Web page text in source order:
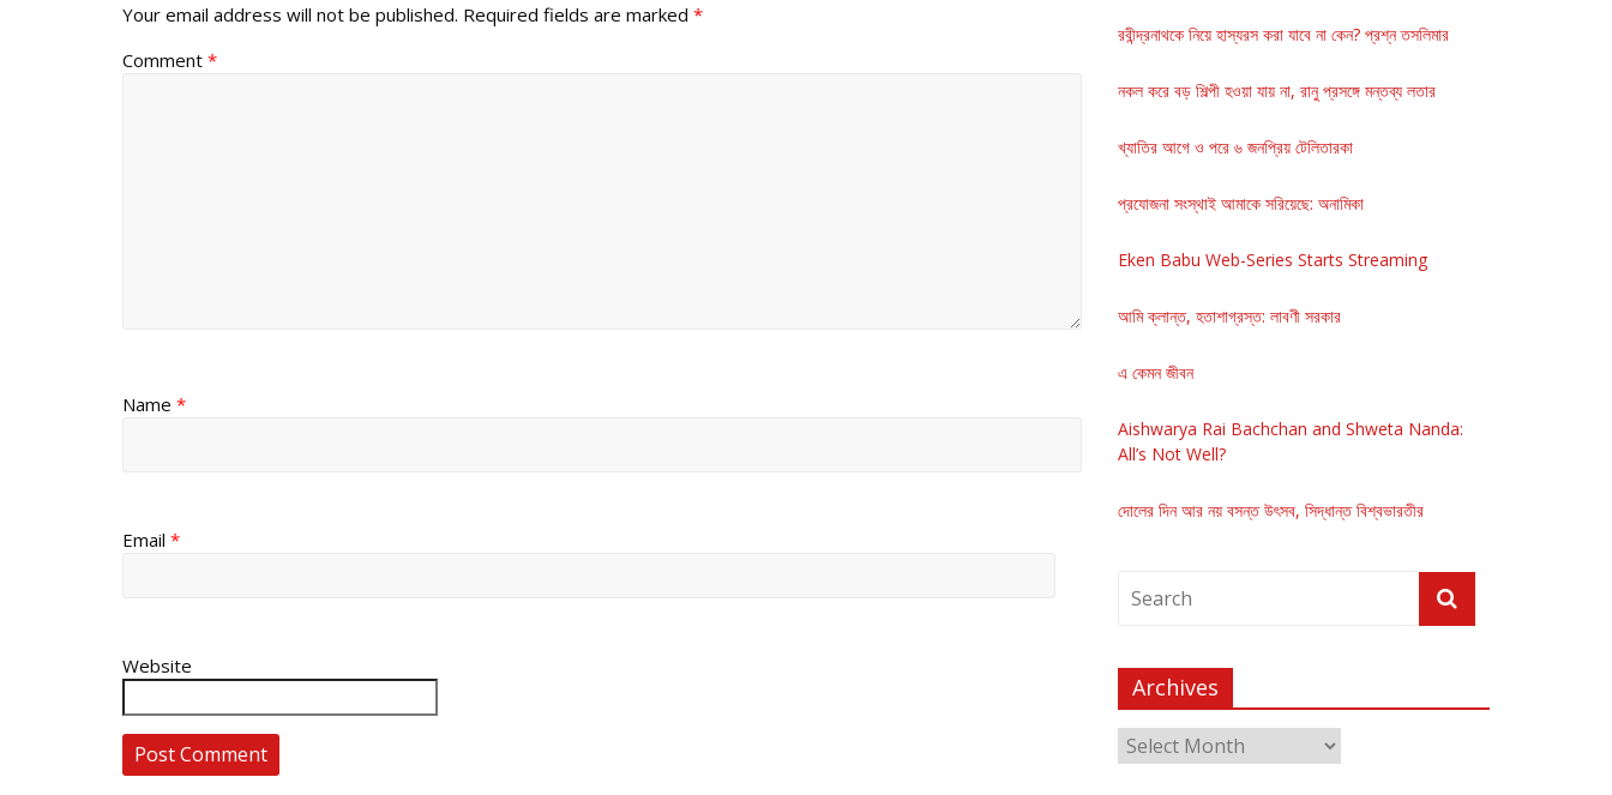
Your email address will not be published. Required fields are marked *
Comment *
Name *
Email *
Website
রবীন্দ্রনাথকে নিয়ে হাস্যরস করা যাবে না কেন? প্রশ্ন তসলিমার
নকল করে বড় শিল্পী হওয়া যায় না, রানু প্রসঙ্গে মন্তব্য লতার
খ্যাতির আগে ও পরে ৬ জনপ্রিয় টেলিতারকা
প্রযোজনা সংস্থাই আমাকে সরিয়েছে: অনামিকা
Eken Babu Web-Series Starts Streaming
আমি ক্লান্ত, হতাশাগ্রস্ত: লাবণী সরকার
এ কেমন জীবন
Aishwarya Rai Bachchan and Shweta Nanda:
All’s Not Well?
দোলের দিন আর নয় বসন্ত উৎসব, সিদ্ধান্ত বিশ্বভারতীর
Archives